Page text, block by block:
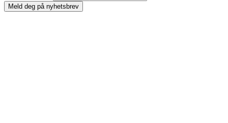
Meld deg på nyhetsbrev